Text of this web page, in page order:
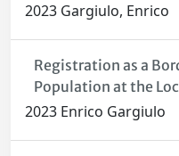
2023 Gargiulo, Enrico
Registration as a
Population at the
2023 Enrico Gargiulo